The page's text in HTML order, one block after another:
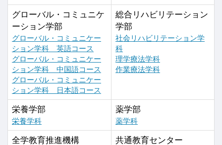
グローバル・コミュニケ
ーション学部
グローバル・コミュニケー
ション学科 英語コース
グローバル・コミュニケー
ション学科 中国語コース
グローバル・コミュニケー
ション学科 日本語コース
総合リハビリテーション
学部
社会リハビリテーション学
科
理学療法学科
作業療法学科
栄養学部
栄養学科
薬学部
薬学科
全学教育推進機構 共通教育センター